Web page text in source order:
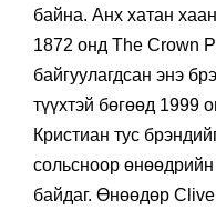
байна. Анх хатан
1872 онд The Crown
байгуулагдсан энэ
түүхтэй бөгөөд 1999
Кристиан тус
сольсноор
байдаг. Өнөөдөр